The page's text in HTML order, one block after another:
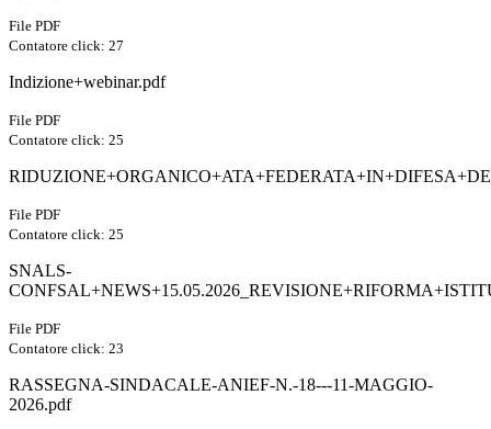
File PDF
Contatore click: 27
Indizione+webinar.pdf
File PDF
Contatore click: 25
File PDF
Contatore click: 25
SNALS-
File PDF
Contatore click: 23
RASSEGNA-SINDACALE-ANIEF-N.-18---11-MAGGIO-
2026.pdf